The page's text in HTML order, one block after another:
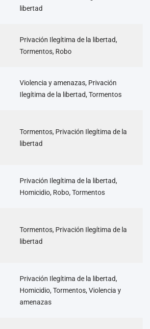
libertad
Privación Ilegítima de la libertad,
Tormentos, Robo
Violencia y amenazas, Privación
Ilegítima de la libertad, Tormentos
Tormentos, Privación Ilegítima de la
libertad
Privación Ilegítima de la libertad,
Homicidio, Robo, Tormentos
Tormentos, Privación Ilegítima de la
libertad
Privación Ilegítima de la libertad,
Homicidio, Tormentos, Violencia y
amenazas